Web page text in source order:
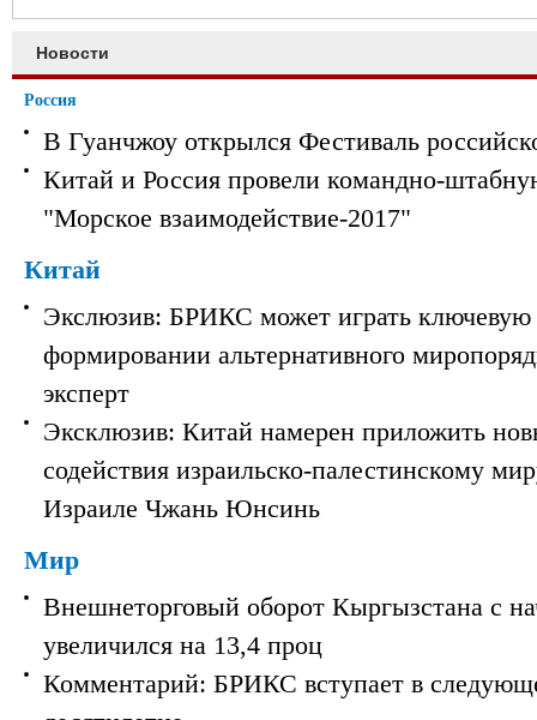
Новости
Россия
В Гуанчжоу открылся Фестиваль
Китай и Россия провели командно-
"Морское взаимодействие-2017"
Китай
Экслюзив: БРИКС может играть ключевую
формировании альтернативного
эксперт
Эксклюзив: Китай намерен приложить
содействия израильско-палестинскому
Израиле Чжань Юнсинь
Мир
Внешнеторговый оборот Кыргызстана с
увеличился на 13,4 проц
Комментарий: БРИКС вступает в